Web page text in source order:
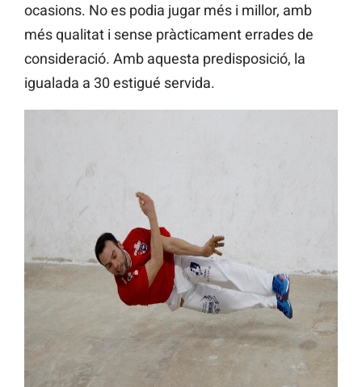
ocasions. No es podia jugar més i millor, amb
més qualitat i sense pràcticament errades de
consideració. Amb aquesta predisposició, la
igualada a 30 estigué servida.